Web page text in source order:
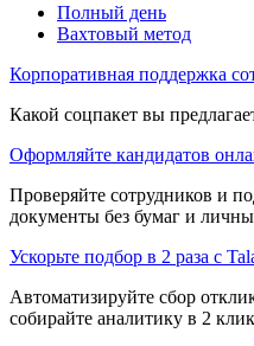
Полный день
Вахтовый метод
Корпоративная поддержка
Какой соцпакет вы
Оформляйте кандидатов
Проверяйте сотрудников и
документы без бумаг и
Ускорьте подбор в 2 раза с
Автоматизируйте сбор
собирайте аналитику в 2